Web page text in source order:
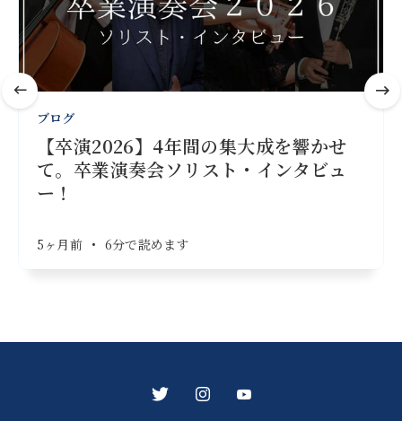
ブログ
【卒演2026】4年間の集大成を響かせ
て。卒業演奏会ソリスト・インタビュ
ー！
5ヶ月前 • 6分で読めます